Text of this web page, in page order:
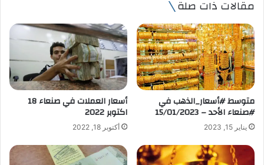
د
ا
ل
إ
ل
ك
ر
و
ن
مقالات ذات صلة
متوسط #أسعار_الذهب في
#صنعاء الأحد – 15/01/2023
يناير 15, 2023
أسعار العملات في صنعاء 18
اكتوبر 2022
أكتوبر 18, 2022